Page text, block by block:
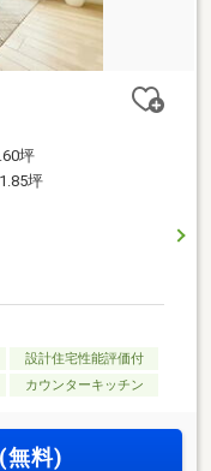
坪
坪
設計住宅性能評価付
カウンターキッチン
無料)